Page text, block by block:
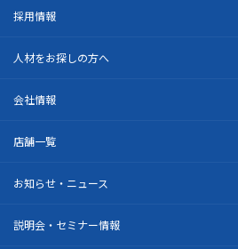
採用情報
人材をお探しの方へ
会社情報
店舗一覧
お知らせ・ニュース
説明会・セミナー情報